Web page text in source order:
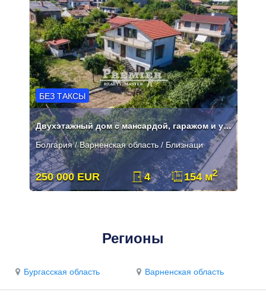
БЕЗ ТАКСЫ
Двухэтажный дом с мансардой, гаражом и участком 712 м²
Болгария / Варненская область / Близнаци
250 000 EUR 4 154 м2
Регионы
Бургасская область Варненская область